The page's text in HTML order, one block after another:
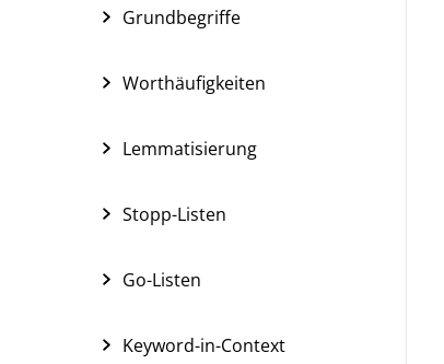
Grundbegriffe
Worthäufigkeiten
Lemmatisierung
Stopp-Listen
Go-Listen
Keyword-in-Context